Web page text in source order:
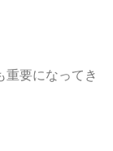
重要になってき